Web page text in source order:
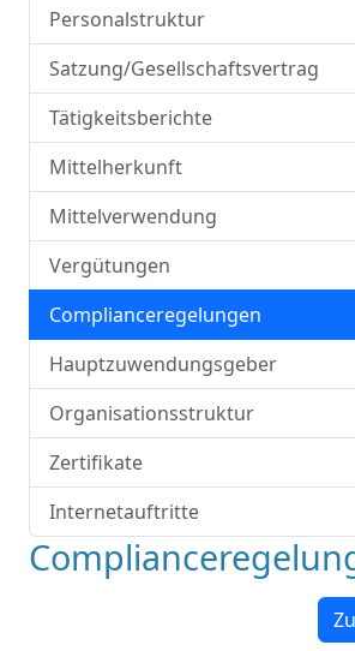
Personalstruktur
Satzung/Gesellschaftsvertrag
Tätigkeitsberichte
Mittelherkunft
Mittelverwendung
Vergütungen
Complianceregelungen
Hauptzuwendungsgeber
Organisationsstruktur
Zertifikate
Internetauftritte